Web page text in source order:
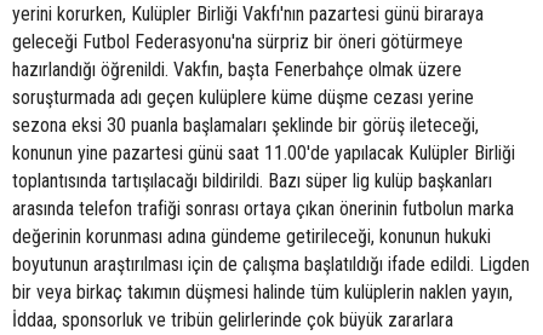
yerini korurken, Kulüpler Birliği Vakfı'nın pazartesi günü biraraya
geleceği Futbol Federasyonu'na sürpriz bir öneri götürmeye
hazırlandığı öğrenildi. Vakfın, başta Fenerbahçe olmak üzere
soruşturmada adı geçen kulüplere küme düşme cezası yerine
sezona eksi 30 puanla başlamaları şeklinde bir görüş ileteceği,
konunun yine pazartesi günü saat 11.00'de yapılacak Kulüpler Birliği
toplantısında tartışılacağı bildirildi. Bazı süper lig kulüp başkanları
arasında telefon trafiği sonrası ortaya çıkan önerinin futbolun marka
değerinin korunması adına gündeme getirileceği, konunun hukuki
boyutunun araştırılması için de çalışma başlatıldığı ifade edildi. Ligden
bir veya birkaç takımın düşmesi halinde tüm kulüplerin naklen yayın,
İddaa, sponsorluk ve tribün gelirlerinde çok büyük zararlara